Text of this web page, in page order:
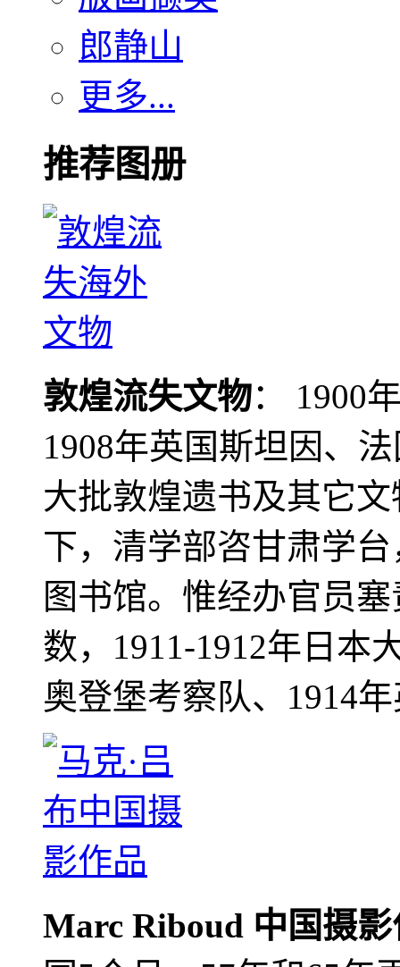
郎静山
更多...
推荐图册
敦煌流失文物： 1900
1908年英国斯坦因、
大批敦煌遗书及其它
下，清学部咨甘肃学
图书馆。惟经办官员
数，1911-1912年日本
奥登堡考察队、1914
Marc Riboud 中国摄